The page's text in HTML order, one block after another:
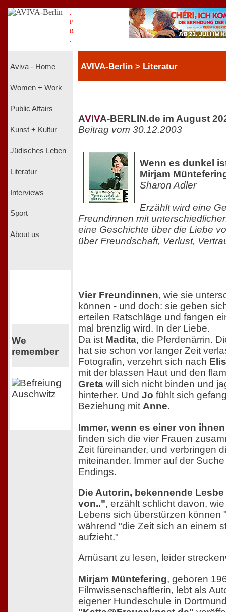
P
R
Aviva - Home
Women + Work
Public Affairs
Kunst + Kultur
Jüdisches Leben
Literatur
Interviews
Sport
About us
We
remember
AVIVA-Berlin > Literatur
AVIVA-BERLIN.de im August
Beitrag vom 30.12.2003
Wenn es dunkel
Mirjam
Sharon Adler
Erzählt wird eine
Freundinnen mit
eine Geschichte über die Liebe
über Freundschaft, Verlust,
Vier Freundinnen, wie sie
können - und doch: sie geben
erteilen Ratschläge und fangen
mal brenzlig wird. In der Liebe.
Da ist Madita, die Pferdenärrin.
hat sie schon vor langer Zeit
Fotografin, verzehrt sich nach
mit der blassen Haut und den
Greta will sich nicht binden und
hinterher. Und Jo fühlt sich
Beziehung mit Anne.
Immer, wenn es einer von
finden sich die vier Frauen
Zeit füreinander, und verbringen
miteinander. Immer auf der
Endings.
Die Autorin, bekennende
von..", erzählt schlicht davon,
Lebens sich überstürzen können
während "die Zeit sich an einem
aufzieht."
Amüsant zu lesen, leider
Mirjam Müntefering, geboren
Filmwissenschaftlerin, lebt als
eigener Hundeschule in